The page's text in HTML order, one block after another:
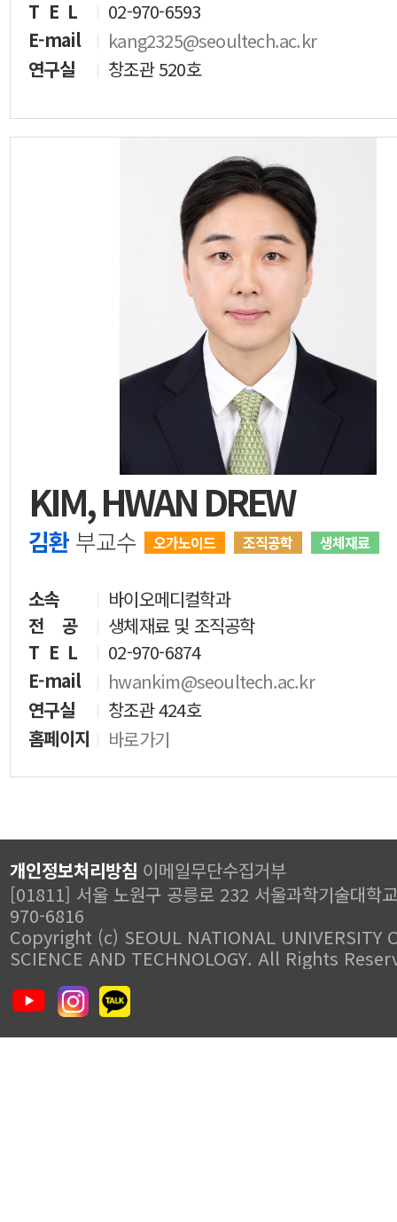
T E L
02-970-6593
E-mail
kang2325@seoultech.ac.kr
연구실
창조관 520호
KIM, HWAN DREW
김환 부교수 오가노이드 조직공학 생체재료
소속
바이오메디컬학과
전 공
생체재료 및 조직공학
T E L
02-970-6874
E-mail
hwankim@seoultech.ac.kr
연구실
창조관 424호
홈페이지
바로가기
개인정보처리방침 이메일무단수집거부
[01811] 서울 노원구 공릉로 232 서울과학기술대학
970-6816
Copyright (c) SEOUL NATIONAL UNIVERSITY
SCIENCE AND TECHNOLOGY. All Rights